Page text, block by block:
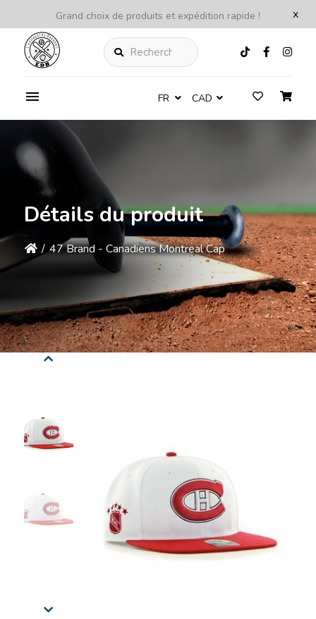
x
Grand choix de produits et expédition rapide !
Rechercher
FR CAD
Détails du produit
/ 47 Brand - Canadiens Montreal Cap